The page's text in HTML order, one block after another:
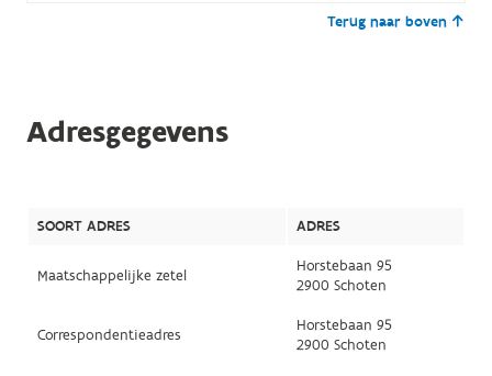
Terug naar boven
Adresgegevens
SOORT ADRES ADRES
Maatschappelijke zetel
Horstebaan 95
2900 Schoten
Correspondentieadres
Horstebaan 95
2900 Schoten